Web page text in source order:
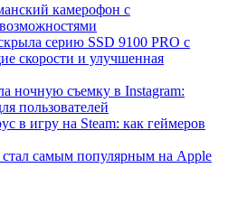
камерофон с
серию SSD 9100 PRO с
скорости и улучшенная
ночную съемку в Instagram:
пользователей
в игру на Steam: как геймеров
стал самым популярным на Apple